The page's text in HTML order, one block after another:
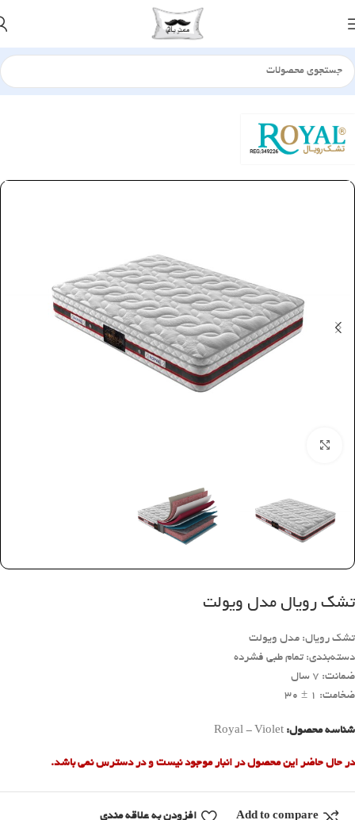
خانه تشک طبی
تشک رویال مدل ویولت
تشک رویال: مدل ویولت
دسته‌بندی: تمام طبی فشرده
ضمانت: 7 سال
ضخامت: 1 ± 30
شناسه محصول: Royal - Violet
در حال حاضر این محصول در انبار موجود نیست و در دسترس نمی باشد.
Add to compare افزودن به علاقه مندی